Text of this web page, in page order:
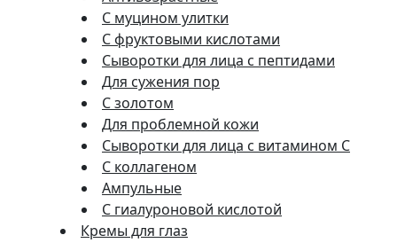
С муцином улитки
С фруктовыми кислотами
Сыворотки для лица с пептидами
Для сужения пор
С золотом
Для проблемной кожи
Сыворотки для лица с витамином C
С коллагеном
Ампульные
С гиалуроновой кислотой
Кремы для глаз